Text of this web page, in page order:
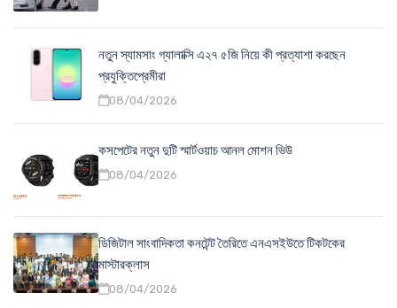
নতুন স্যামসাং গ্যালাক্সি এ২৭ ৫জি নিয়ে কী প্রত্যাশা করছেন
প্রযুক্তিপ্রেমীরা
08/04/2026
কসপেটের নতুন দুটি স্মার্টওয়াচ আনল মোশন ভিউ
08/04/2026
ডিজিটাল সাংবাদিকতা কনটেন্ট তৈরিতে এনএসইউতে টিকটকের
মাস্টারক্লাস
08/04/2026